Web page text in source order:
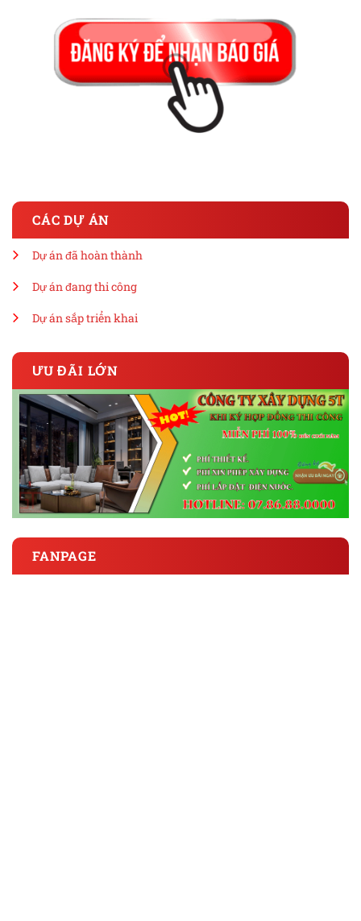
CÁC DỰ ÁN
Dự án đã hoàn thành
Dự án đang thi công
Dự án sắp triển khai
ƯU ĐÃI LỚN
FANPAGE